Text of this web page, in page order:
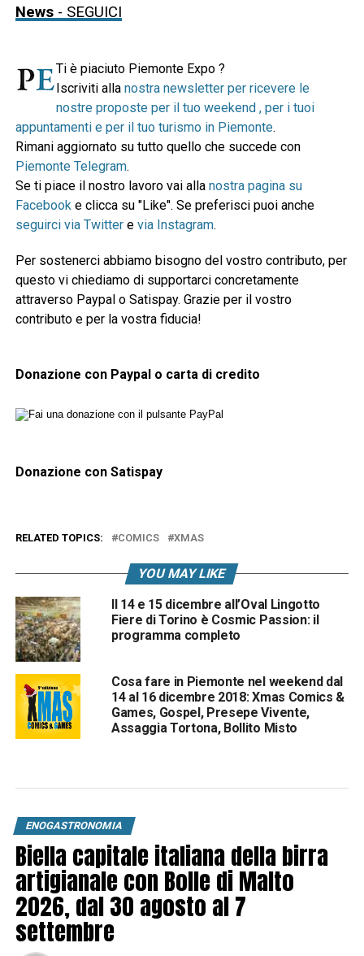
News- SEGUICI
Ti è piaciuto Piemonte Expo ?
Iscriviti alla nostra newsletter per ricevere le
nostre proposte per il tuo weekend , per i tuoi
appuntamenti e per il tuo turismo in Piemonte.
Rimani aggiornato su tutto quello che succede con
Piemonte Telegram.
Se ti piace il nostro lavoro vai alla nostra pagina su
Facebooke clicca su "Like". Se preferisci puoi anche
seguirci via Twittere via Instagram.
Per sostenerci abbiamo bisogno del vostro contributo, per
questo vi chiediamo di supportarci concretamente
attraverso Paypal o Satispay. Grazie per il vostro
contributo e per la vostra fiducia!
Donazione con Paypal o carta di credito
Donazione con Satispay
RELATED TOPICS: COMICS XMAS
YOU MAY LIKE
Il 14 e 15 dicembre all’Oval Lingotto
Fiere di Torino è Cosmic Passion: il
programma completo
Cosa fare in Piemonte nel weekend dal
14 al 16 dicembre 2018: Xmas Comics &
Games, Gospel, Presepe Vivente,
Assaggia Tortona, Bollito Misto
ENOGASTRONOMIA
Biella capitale italiana della birra
artigianale con Bolle di Malto
2026, dal 30 agosto al 7
settembre